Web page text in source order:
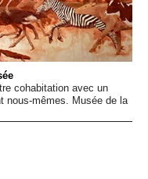
cohabitation avec un
nous-mêmes. Musée de la